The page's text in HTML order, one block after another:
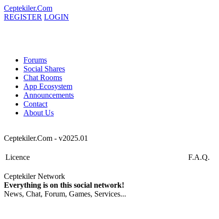
Ceptekiler.Com
REGISTER LOGIN
Forums
Social Shares
Chat Rooms
App Ecosystem
Announcements
Contact
About Us
Ceptekiler.Com - v2025.01
Licence F.A.Q.
Ceptekiler Network
Everything is on this social network!
News, Chat, Forum, Games, Services...